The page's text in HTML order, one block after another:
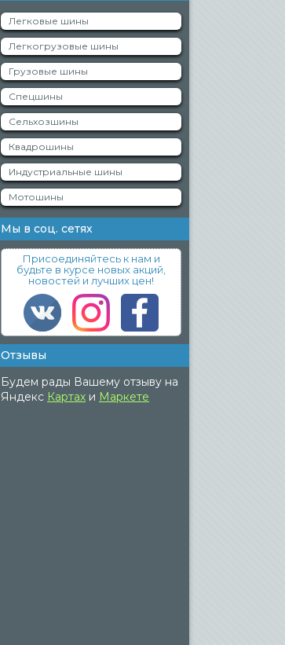
Легковые шины
Легкогрузовые шины
Грузовые шины
Спецшины
Сельхозшины
Квадрошины
Индустриальные шины
Мотошины
Мы в соц. сетях
Присоединяйтесь к нам и
будьте в курсе новых акций,
новостей и лучших цен!
Отзывы
Будем рады Вашему отзыву на
Яндекс Картах и Маркете